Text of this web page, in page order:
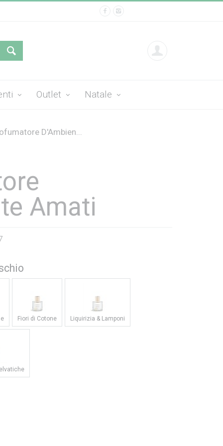
Outlet Natale
D'Ambien...
Amati
Fiori di Cotone Liquirizia & Lamponi